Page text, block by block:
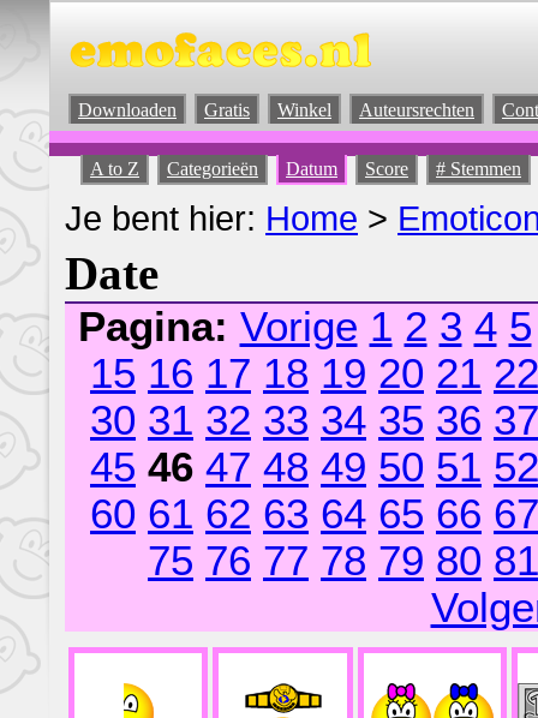
Downloaden Gratis Winkel Auteursrechten
A to Z Categorieën Datum Score # Stemmen
Je bent hier: Home >
Date
Pagina: Vorige 1 2 3 4 5
15 16 17 18 19 20 21 22
30 31 32 33 34 35 36 37
45 46 47 48 49 50 51 52
60 61 62 63 64 65 66 67
75 76 77 78 79 80 81